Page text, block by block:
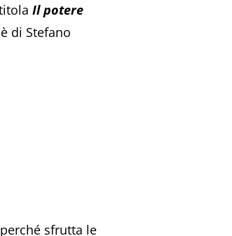
Il potere
di Stefano
sfrutta le